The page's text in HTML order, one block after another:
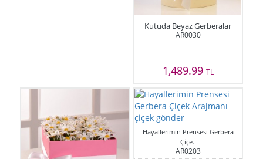
Kutuda Beyaz Gerberalar
AR0030
1,489.99 TL
Hayallerimin Prensesi Gerbera
Çiçe..
AR0203